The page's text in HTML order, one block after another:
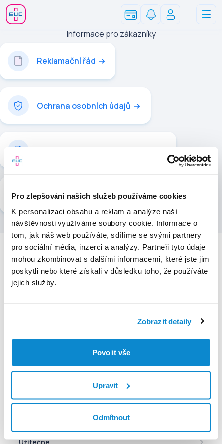
Pro zlepšování našich služeb používáme cookies
K personalizaci obsahu a reklam a analýze naší
návštěvnosti využíváme soubory cookie. Informace o
tom, jak náš web používáte, sdílíme se svými partnery
pro sociální média, inzerci a analýzy. Partneři tyto údaje
mohou zkombinovat s dalšími informacemi, které jste jim
poskytli nebo které získali v důsledku toho, že používáte
jejich služby.
Zobrazit detaily
Povolit vše
Upravit
Odmítnout
Informace pro zákazníky
Reklamační řád
Ochrana osobních údajů
Všeobecné obchodní podmínky
Zpřístupnění zdravotních záznamů
Děkujeme, že se svěřujete do naší péče
moje@euc.cznebo zavolejte na telefonní
Zdravotnickou záchrannou službu na
telefonním čísle 155
eRecept
Užitečné